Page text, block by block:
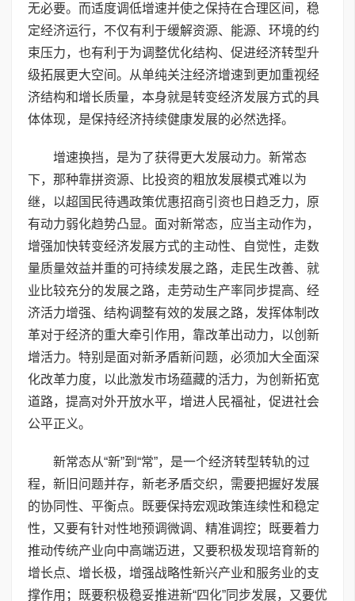
无必要。而适度调低增速并使之保持在合理区间，稳
定经济运行，不仅有利于缓解资源、能源、环境的约
束压力，也有利于为调整优化结构、促进经济转型升
级拓展更大空间。从单纯关注经济增速到更加重视经
济结构和增长质量，本身就是转变经济发展方式的具
体体现，是保持经济持续健康发展的必然选择。
增速换挡，是为了获得更大发展动力。新常态
下，那种靠拼资源、比投资的粗放发展模式难以为
继，以超国民待遇政策优惠招商引资也日趋乏力，原
有动力弱化趋势凸显。面对新常态，应当主动作为，
增强加快转变经济发展方式的主动性、自觉性，走数
量质量效益并重的可持续发展之路，走民生改善、就
业比较充分的发展之路，走劳动生产率同步提高、经
济活力增强、结构调整有效的发展之路，发挥体制改
革对于经济的重大牵引作用，靠改革出动力，以创新
增活力。特别是面对新矛盾新问题，必须加大全面深
化改革力度，以此激发市场蕴藏的活力，为创新拓宽
道路，提高对外开放水平，增进人民福祉，促进社会
公平正义。
新常态从“新”到“常”，是一个经济转型转轨的过
程，新旧问题并存，新老矛盾交织，需要把握好发展
的协同性、平衡点。既要保持宏观政策连续性和稳定
性，又要有针对性地预调微调、精准调控；既要着力
推动传统产业向中高端迈进，又要积极发现培育新的
增长点、增长极，增强战略性新兴产业和服务业的支
撑作用；既要积极稳妥推进新“四化”同步发展，又要优